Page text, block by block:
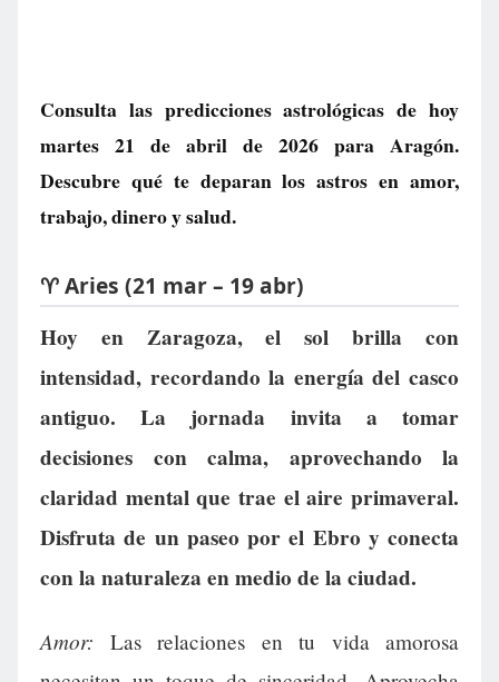
Consulta las predicciones astrológicas de hoy
martes 21 de abril de 2026 para Aragón.
Descubre qué te deparan los astros en amor,
trabajo, dinero y salud.
♈ Aries (21 mar – 19 abr)
Hoy en Zaragoza, el sol brilla con
intensidad, recordando la energía del casco
antiguo. La jornada invita a tomar
decisiones con calma, aprovechando la
claridad mental que trae el aire primaveral.
Disfruta de un paseo por el Ebro y conecta
con la naturaleza en medio de la ciudad.
Amor: Las relaciones en tu vida amorosa